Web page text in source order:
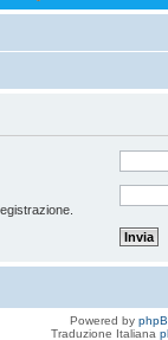
Powered by
Traduzione Italiana